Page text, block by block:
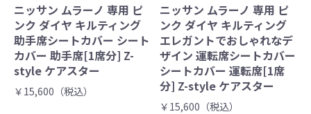
ニッサン ムラーノ 専用 ピ
ンク ダイヤ キルティング
助手席シートカバー シート
カバー 助手席[1席分] Z-
style ケアスター
￥15,600（税込）
ニッサン ムラーノ 専用 ピ
ンク ダイヤ キルティング
エレガントでおしゃれなデ
ザイン 運転席シートカバー
シートカバー 運転席[1席
分] Z-style ケアスター
￥15,600（税込）